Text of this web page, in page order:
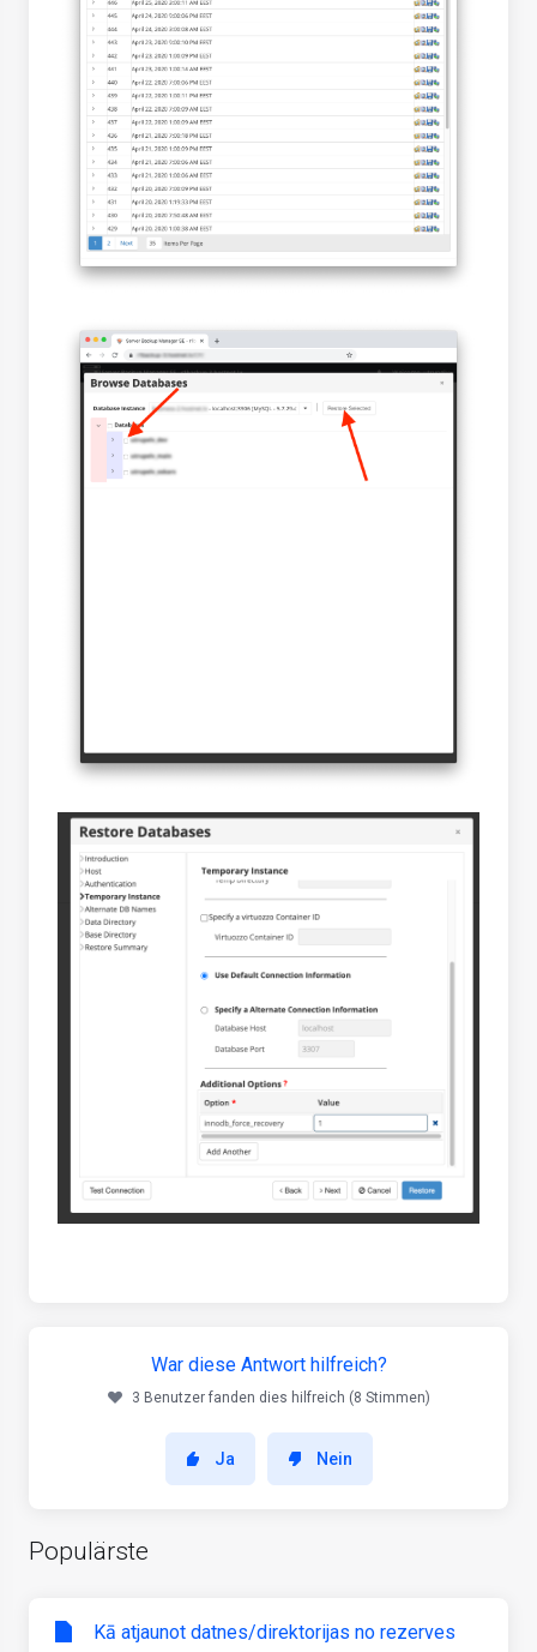
War diese Antwort hilfreich?
3 Benutzer fanden dies hilfreich (8 Stimmen)
Ja Nein
Populärste
Kā atjaunot datnes/direktorijas no rezerves